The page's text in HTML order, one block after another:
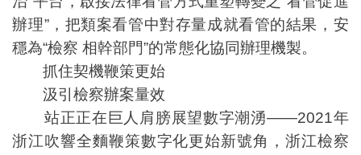
辦理”，把類案看管中對存量成就看管的結果，安
穩為“檢察 相幹部門”的常態化協同辦理機製。
抓住契機鞭策更始
汲引檢察辦案量效
站正正在巨人肩膀展望數字潮湧——2021年
浙江吹響全麵鞭策數字化更始新號角，浙江檢察